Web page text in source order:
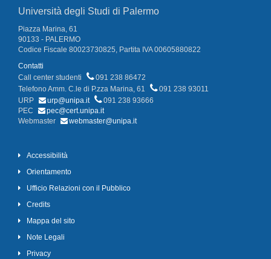
Università degli Studi di Palermo
Piazza Marina, 61
90133 - PALERMO
Codice Fiscale 80023730825, Partita IVA 00605880822
Contatti
Call center studenti
091 238 86472
Telefono Amm. C.le di P.zza Marina, 61
091 238 93011
URP
urp@unipa.it
091 238 93666
PEC
pec@cert.unipa.it
Webmaster
webmaster@unipa.it
Accessibilità
Orientamento
Ufficio Relazioni con il Pubblico
Credits
Mappa del sito
Note Legali
Privacy